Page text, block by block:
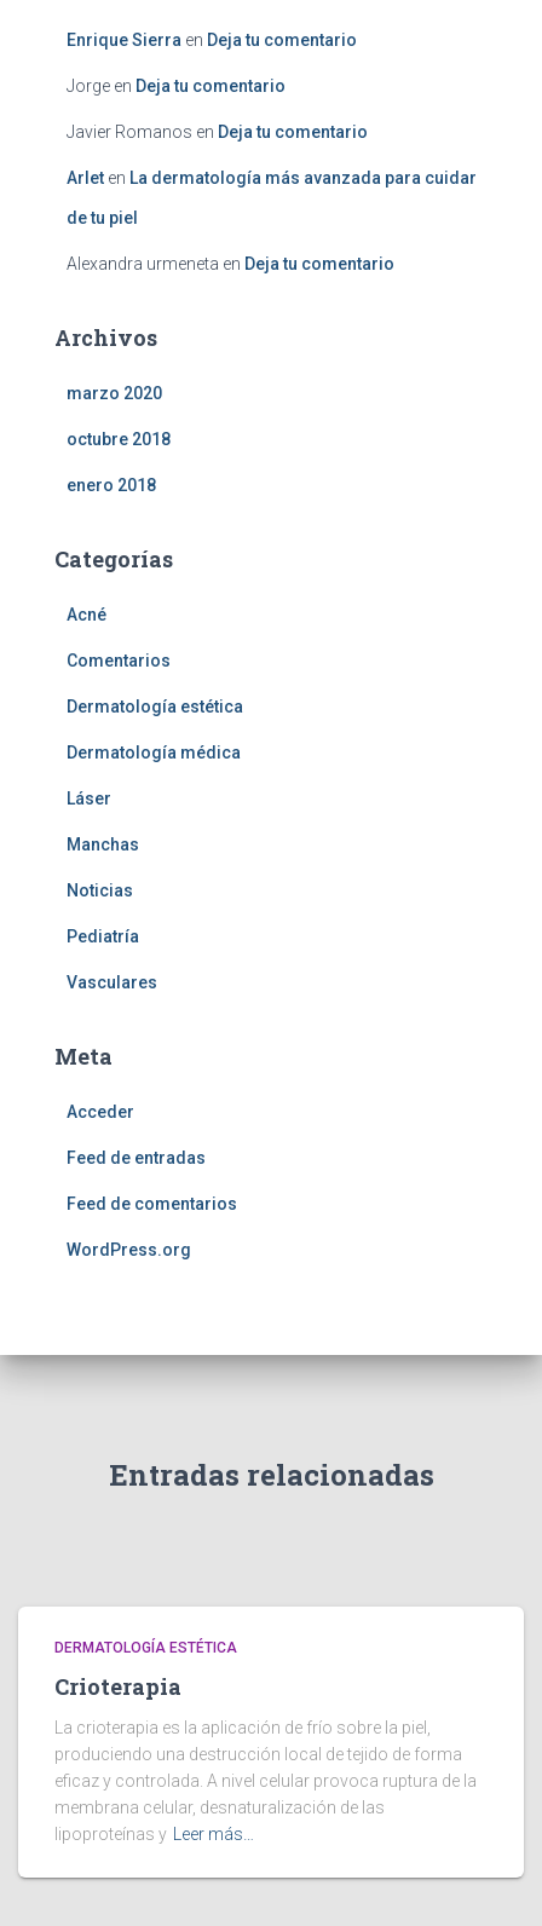
Enrique Sierra en Deja tu comentario
Jorge en Deja tu comentario
Javier Romanos en Deja tu comentario
Arlet en La dermatología más avanzada para cuidar
de tu piel
Alexandra urmeneta en Deja tu comentario
Archivos
marzo 2020
octubre 2018
enero 2018
Categorías
Acné
Comentarios
Dermatología estética
Dermatología médica
Láser
Manchas
Noticias
Pediatría
Vasculares
Meta
Acceder
Feed de entradas
Feed de comentarios
WordPress.org
Entradas relacionadas
DERMATOLOGÍA ESTÉTICA
Crioterapia
La crioterapia es la aplicación de frío sobre la piel,
produciendo una destrucción local de tejido de forma
eficaz y controlada. A nivel celular provoca ruptura de la
membrana celular, desnaturalización de las
lipoproteínas y
Leer más…